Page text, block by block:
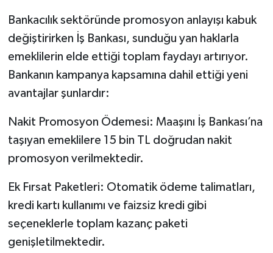
Bankacılık sektöründe promosyon anlayışı kabuk
değiştirirken İş Bankası, sunduğu yan haklarla
emeklilerin elde ettiği toplam faydayı artırıyor.
Bankanın kampanya kapsamına dahil ettiği yeni
avantajlar şunlardır:
Nakit Promosyon Ödemesi: Maaşını İş Bankası’na
taşıyan emeklilere 15 bin TL doğrudan nakit
promosyon verilmektedir.
Ek Fırsat Paketleri: Otomatik ödeme talimatları,
kredi kartı kullanımı ve faizsiz kredi gibi
seçeneklerle toplam kazanç paketi
genişletilmektedir.
Savaştepe
SİYASET
Sındırgı
SPOR
SÜRMANŞET
Susurluk
TARİHTE BUGÜN